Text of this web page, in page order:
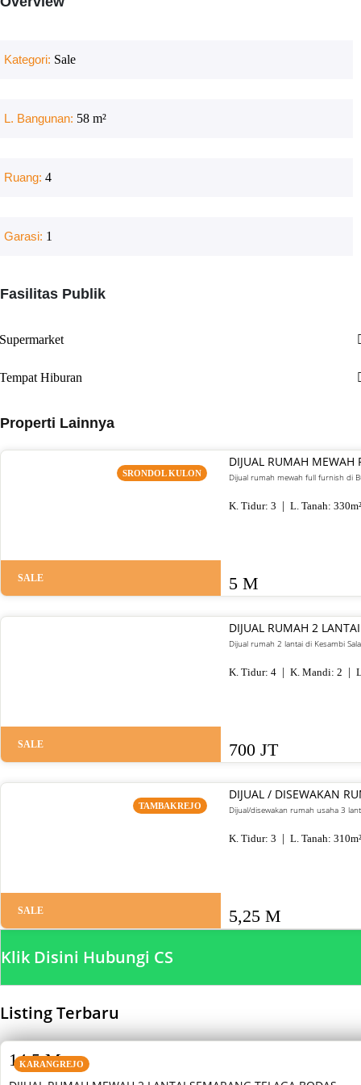
Kategori: Sale
L. Bangunan: 58 m²
Ruang: 4
Garasi: 1
Fasilitas Publik
Supermarket
Tempat Hiburan
Properti Lainnya
SRONDOL KULON
SALE
DIJUAL RUMAH MEWAH
Dijual rumah mewah full furnish di
K. Tidur: 3 L. Tanah: 330m²
5 M
SALE
DIJUAL RUMAH 2
Dijual rumah 2 lantai di Kesambi
K. Tidur: 4 K. Mandi: 2
700 JT
TAMBAKREJO
SALE
DIJUAL / DISEWAKAN
Dijual/disewakan rumah usaha 3
K. Tidur: 3 L. Tanah: 310m²
5,25 M
Klik Disini Hubungi CS
Listing Terbaru
KARANGREJO
14,5 M